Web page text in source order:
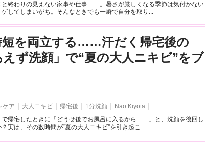
と終わりの見えない家事や仕事……。暑さが厳しくなる季節は気付かない
ゲしてしまいがち。そんなときでも一瞬で自分を取り...
短を両立する……汗だく帰宅後の
えず洗顔」で“夏の大人ニキビ”をブ
ケア 大人ニキビ 帰宅後 1分洗顔
Nao Kiyota
で帰宅したときに「どうせ後でお風呂に入るから……」と、洗顔を後回し
実は、その数時間が“夏の大人ニキビ”を引き起こ...